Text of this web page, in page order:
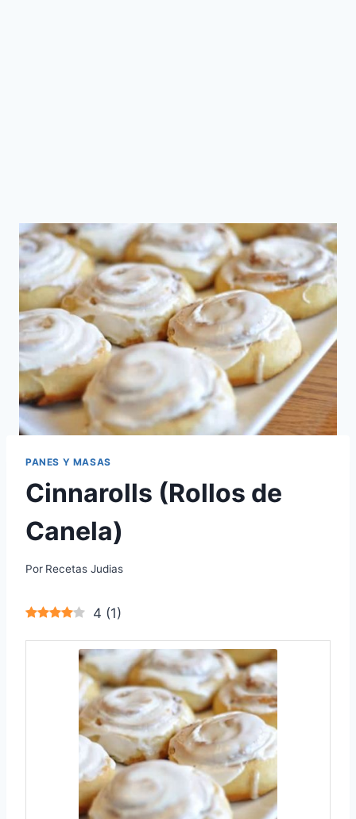
PANES Y MASAS
Cinnarolls (Rollos de
Canela)
Por Recetas Judias
4 (1)